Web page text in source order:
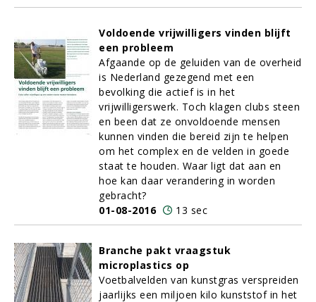
Voldoende vrijwilligers vinden blijft
een probleem
Afgaande op de geluiden van de overheid
is Nederland gezegend met een
bevolking die actief is in het
vrijwilligerswerk. Toch klagen clubs steen
en been dat ze onvoldoende mensen
kunnen vinden die bereid zijn te helpen
om het complex en de velden in goede
staat te houden. Waar ligt dat aan en
hoe kan daar verandering in worden
gebracht?
01-08-2016
13 sec
Branche pakt vraagstuk
microplastics op
Voetbalvelden van kunstgras verspreiden
jaarlijks een miljoen kilo kunststof in het